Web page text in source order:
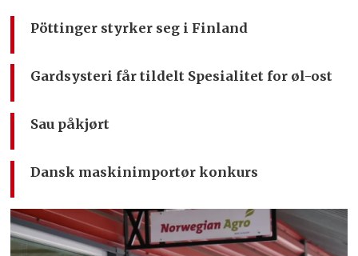
Pöttinger styrker seg i Finland
Gardsysteri får tildelt Spesialitet for øl-ost
Sau påkjørt
Dansk maskinimportør konkurs